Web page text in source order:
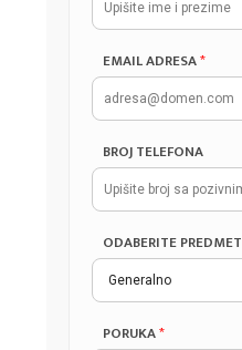
EMAIL ADRESA*
BROJ TELEFONA
ODABERITE
PORUKA*